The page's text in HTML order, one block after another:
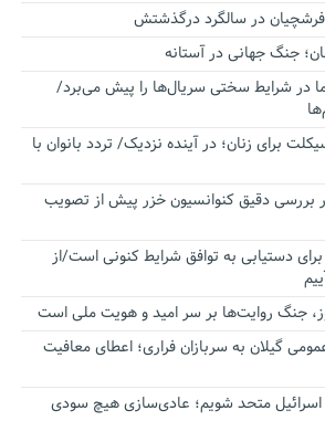
در سالگرد درگذشتش
جنگ جهانی در آستانه
در شرایط سختی سریال‌ها را پیش می‌برد/
برای زنان؛ در آینده نزدیک/ تردد بانوان با
بررسی دقیق کنوانسیون خزر پیش از تصویب
دستیابی به توافق شرایط کنونی است/از
جنگ روایت‌ها بر سر امید و هویت ملی است
گیلان به سربازان فراری؛ اعطای معافیت
اسرائیل متحد شویم؛ عادی‌سازی هیچ سودی